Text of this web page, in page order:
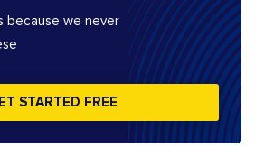
because we never
STARTED FREE